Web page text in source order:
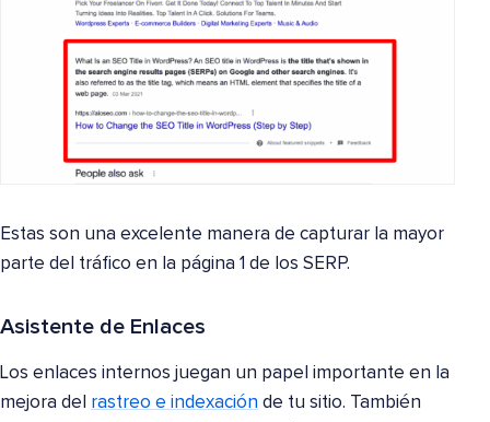
Estas son una excelente manera de capturar la mayor
parte del tráfico en la página 1 de los SERP.
Asistente de Enlaces
Los enlaces internos juegan un papel importante en la
mejora del rastreo e indexación de tu sitio. También